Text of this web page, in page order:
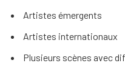
Artistes émergents
Artistes internationaux
Plusieurs scènes avec